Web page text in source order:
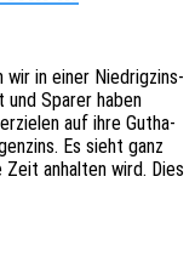
in einer Nied­rig­zins­
und Sparer haben
auf ihre Gutha­
Es sieht ganz
anhal­ten wird. Dies